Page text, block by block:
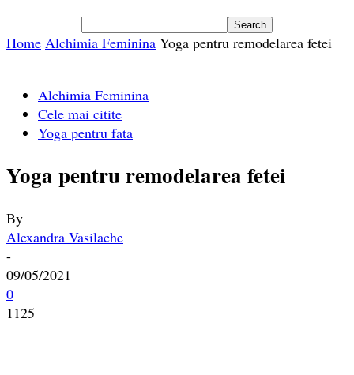
Home Alchimia Feminina Yoga pentru remodelarea fetei
Alchimia Feminina
Cele mai citite
Yoga pentru fata
Yoga pentru remodelarea fetei
By
Alexandra Vasilache
-
09/05/2021
0
1125